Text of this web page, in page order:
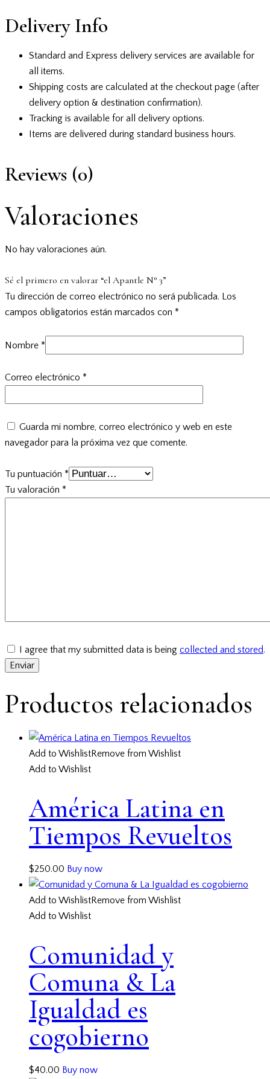
Delivery Info
Standard and Express delivery services are available for
all items.
Shipping costs are calculated at the checkout page (after
delivery option & destination confirmation).
Tracking is available for all delivery options.
Items are delivered during standard business hours.
Reviews (0)
Valoraciones
No hay valoraciones aún.
Sé el primero en valorar “el Apantle N° 3”
Tu dirección de correo electrónico no será publicada. Los
campos obligatorios están marcados con *
Nombre *
Correo electrónico *
Guarda mi nombre, correo electrónico y web en este
navegador para la próxima vez que comente.
Tu puntuación *
Tu valoración *
I agree that my submitted data is being collected and stored.
Productos relacionados
Add to WishlistRemove from Wishlist
Add to Wishlist
América Latina en
Tiempos Revueltos
$250.00 Buy now
Add to WishlistRemove from Wishlist
Add to Wishlist
Comunidad y
Comuna & La
Igualdad es
cogobierno
$40.00 Buy now